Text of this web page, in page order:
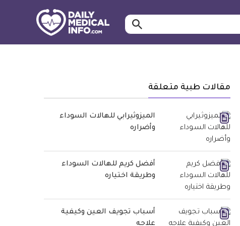
ابحث…
مقالات طبية متعلقة
الميزوثيرابي للهالات السوداء
وأضراره
أفضل كريم للهالات السوداء
وطريقة اختياره
أسباب تجويف العين وكيفية
علاجه